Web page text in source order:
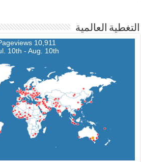
التغطية العالمية
10,911 Pageviews
10th - Aug. 10th